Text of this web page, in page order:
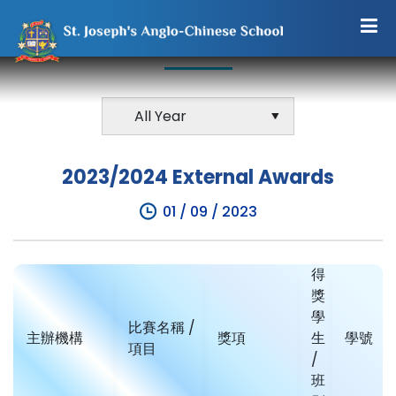
EXTERNAL AWARDS
2023/2024 External Awards
01 / 09 / 2023
主辦機構
比賽名稱 /
項目
獎項
得
獎
學
生
/
班
學號